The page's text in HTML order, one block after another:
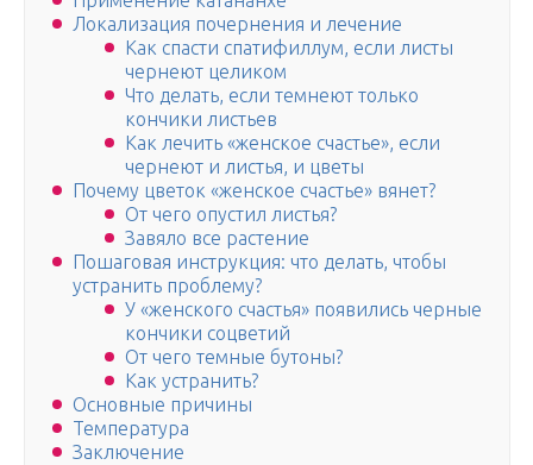
Локализация почернения и лечение
Как спасти спатифиллум, если листы
чернеют целиком
Что делать, если темнеют только
кончики листьев
Как лечить «женское счастье», если
чернеют и листья, и цветы
Почему цветок «женское счастье» вянет?
От чего опустил листья?
Завяло все растение
Пошаговая инструкция: что делать, чтобы
устранить проблему?
У «женского счастья» появились черные
кончики соцветий
От чего темные бутоны?
Как устранить?
Основные причины
Температура
Заключение